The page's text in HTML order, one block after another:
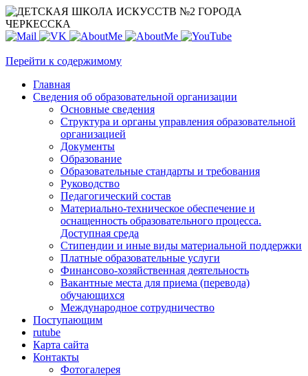
Перейти к содержимому
Главная
Сведения об образовательной организации
Основные сведения
Структура и органы управления образовательной
организацией
Документы
Образование
Образовательные стандарты и требования
Руководство
Педагогический состав
Материально-техническое обеспечение и
оснащенность образовательного процесса.
Доступная среда
Стипендии и иные виды материальной поддержки
Платные образовательные услуги
Финансово-хозяйственная деятельность
Вакантные места для приема (перевода)
обучающихся
Международное сотрудничество
Поступающим
rutube
Карта сайта
Контакты
Фотогалерея